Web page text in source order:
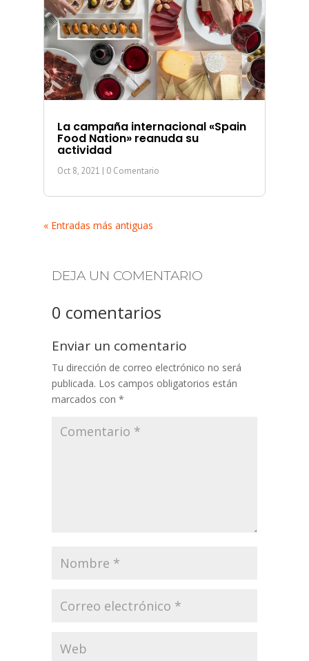
La campaña internacional «Spain
Food Nation» reanuda su
actividad
Oct 8, 2021 | 0 Comentario
« Entradas más antiguas
DEJA UN COMENTARIO
0 comentarios
Enviar un comentario
Tu dirección de correo electrónico no será
publicada. Los campos obligatorios están
marcados con *